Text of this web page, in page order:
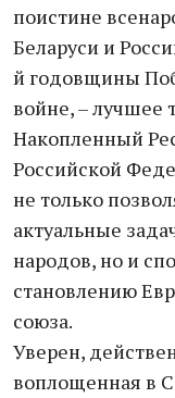
поистине
Беларуси и
й годовщины
войне, – лучшее
Накопленный
Российской
не только
актуальные
народов, но и
становлению
союза.
Уверен,
воплощенная в